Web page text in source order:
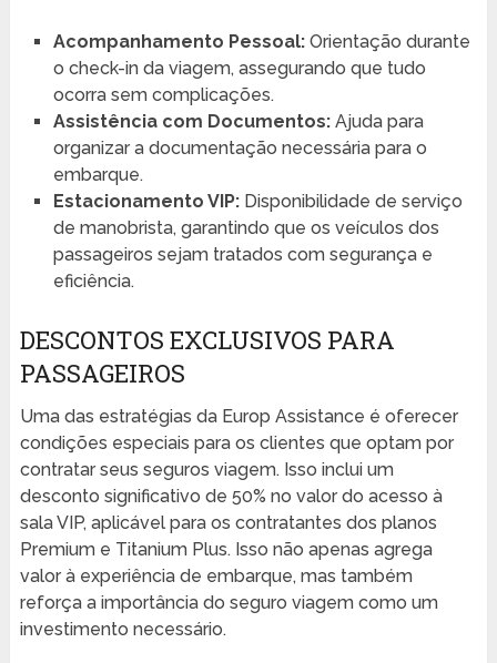
Acompanhamento Pessoal:Orientação durante
o check-in da viagem, assegurando que tudo
ocorra sem complicações.
Assistência com Documentos:Ajuda para
organizar a documentação necessária para o
embarque.
Estacionamento VIP:Disponibilidade de serviço
de manobrista, garantindo que os veículos dos
passageiros sejam tratados com segurança e
eficiência.
DESCONTOS EXCLUSIVOS PARA
PASSAGEIROS
Uma das estratégias da Europ Assistance é oferecer
condições especiais para os clientes que optam por
contratar seus seguros viagem. Isso inclui um
desconto significativo de 50% no valor do acesso à
sala VIP, aplicável para os contratantes dos planos
Premium e Titanium Plus. Isso não apenas agrega
valor à experiência de embarque, mas também
reforça a importância do seguro viagem como um
investimento necessário.